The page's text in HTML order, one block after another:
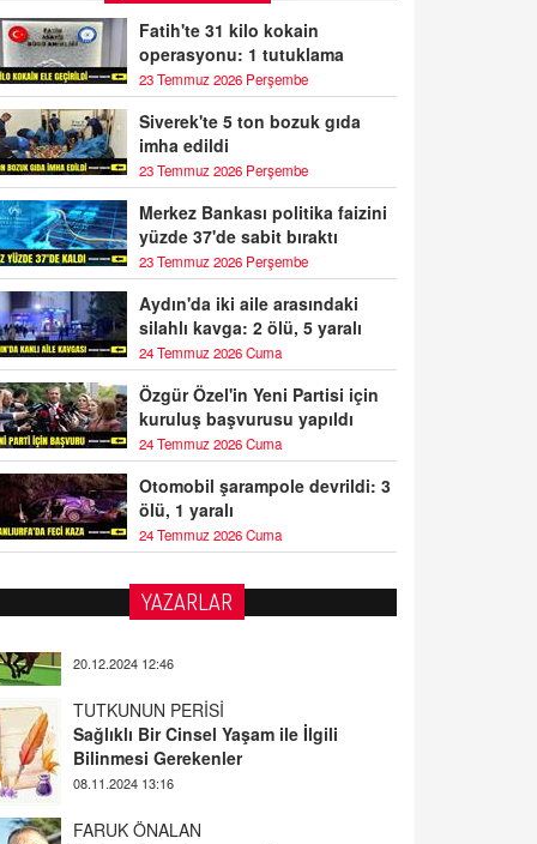
Fatih'te 31 kilo kokain
operasyonu: 1 tutuklama
23 Temmuz 2026 Perşembe
Siverek'te 5 ton bozuk gıda
imha edildi
23 Temmuz 2026 Perşembe
Merkez Bankası politika faizini
yüzde 37'de sabit bıraktı
23 Temmuz 2026 Perşembe
Aydın'da iki aile arasındaki
silahlı kavga: 2 ölü, 5 yaralı
24 Temmuz 2026 Cuma
Özgür Özel'in Yeni Partisi için
kuruluş başvurusu yapıldı
24 Temmuz 2026 Cuma
Otomobil şarampole devrildi: 3
ölü, 1 yaralı
24 Temmuz 2026 Cuma
YAZARLAR
TUTKUNUN PERİSİ
Bilinmesi Gerekenler
08.11.2024 13:16
FARUK ÖNALAN
2 Kasım 2021 Salı 00:11